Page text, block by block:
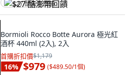
$27 酷澎幣回饋
Bormioli Rocco Botte Aurora 極光紅
酒杯 440ml (2入), 2入
首購折扣價$1,179
16% $979 ($489.50/1個)